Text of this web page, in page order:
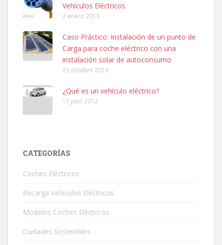
Vehículos Eléctricos
2 enero 2013
Caso Práctico: Instalación de un punto de
Carga para coche eléctrico con una
instalación solar de autoconsumo
22 octubre 2019
¿Qué es un vehículo eléctrico?
17 julio 2012
CATEGORÍAS
Coches Eléctricos
Recarga Vehículos Eléctricos
Modelos Coches Eléctricos
Ciudades Sostenibles